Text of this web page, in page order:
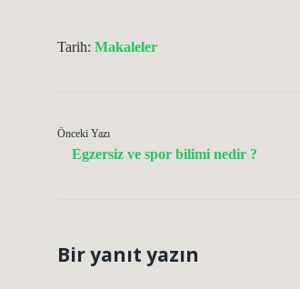
Tarih: Makaleler
Önceki Yazı
Egzersiz ve spor bilimi nedir ?
Bir yanıt yazın